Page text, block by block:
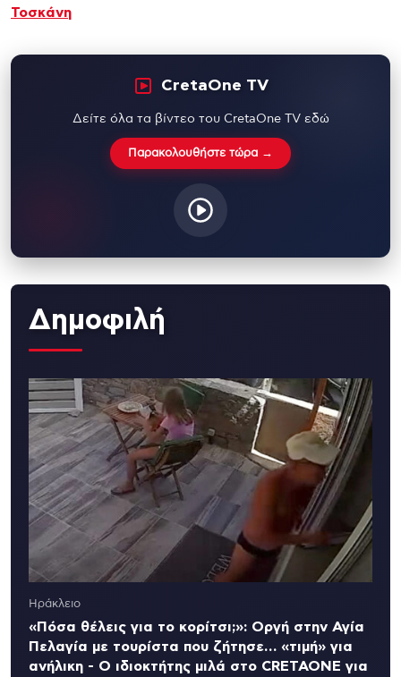
Τοσκάνη
CretaOne TV
Δείτε όλα τα βίντεο του CretaOne TV εδώ
Παρακολουθήστε τώρα →
Δημοφιλή
Ηράκλειο
«Πόσα θέλεις για το κορίτσι;»: Οργή στην Αγία
Πελαγία με τουρίστα που ζήτησε… «τιμή» για
ανήλικη - Ο ιδιοκτήτης μιλά στο CRETAONE για